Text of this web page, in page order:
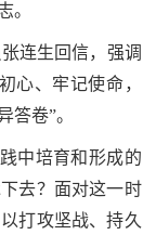
。
连生回信，强调
心、牢记使命，
答卷”。
中培育和形成的
去？面对这一时
打攻坚战、持久